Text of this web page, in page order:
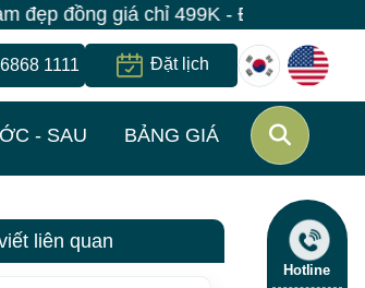
giá chỉ 499K - Đăng ký giữ suất
1111 Đặt lịch
- SAU BẢNG GIÁ
liên quan
Hotline